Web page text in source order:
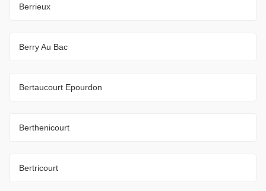
Berrieux
Berry Au Bac
Bertaucourt Epourdon
Berthenicourt
Bertricourt